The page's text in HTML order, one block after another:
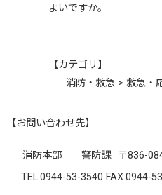
よいですか。
【カテゴリ】
消防・救急 > 救急・
【お問い合わせ先】
消防本部 警防課
〒836-
TEL:0944-53-3540 FAX:0944-